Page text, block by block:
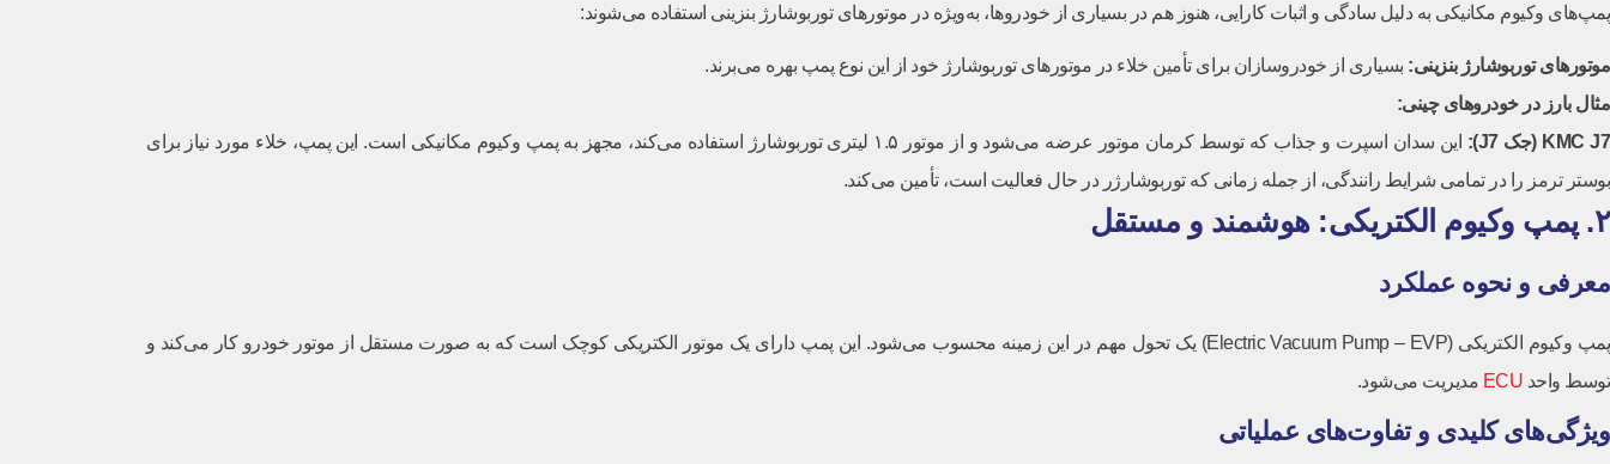
پمپ‌های وکیوم مکانیکی به دلیل سادگی و اثبات کارایی، هنوز هم در بسیاری از خودروها، به‌ویژه در موتورهای توربوشارژ بنزینی استفاده می‌شوند:
موتورهای توربوشارژ بنزینی: بسیاری از خودروسازان برای تأمین خلاء در موتورهای توربوشارژ خود از این نوع پمپ بهره می‌برند.
مثال بارز در خودروهای چینی:
KMC J7 (جکJ7
):
این سدان اسپرت و جذاب که توسط کرمان موتور عرضه می‌شود و از موتور ۱.۵ لیتری توربوشارژ استفاده می‌کند، مجهز به پمپ وکیوم مکانیکی است. این پمپ، خلاء مورد نیاز برای
بوستر ترمز را در تمامی شرایط رانندگی، از جمله زمانی که توربوشارژر در حال فعالیت است، تأمین می‌کند.
۲. پمپ وکیوم الکتریکی: هوشمند و مستقل
معرفی و نحوه عملکرد
پمپ وکیوم الکتریکی (Electric Vacuum Pump – EVP) یک تحول مهم در این زمینه محسوب می‌شود. این پمپ دارای یک موتور الکتریکی کوچک است که به صورت مستقل از موتور خودرو کار می‌کند و
توسط واحد ECU مدیریت می‌شود.
ویژگی‌های کلیدی و تفاوت‌های عملیاتی